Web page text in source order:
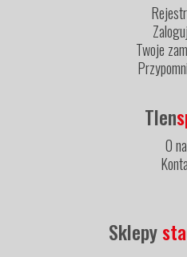
Twoje
Tlen
O
Sklepy